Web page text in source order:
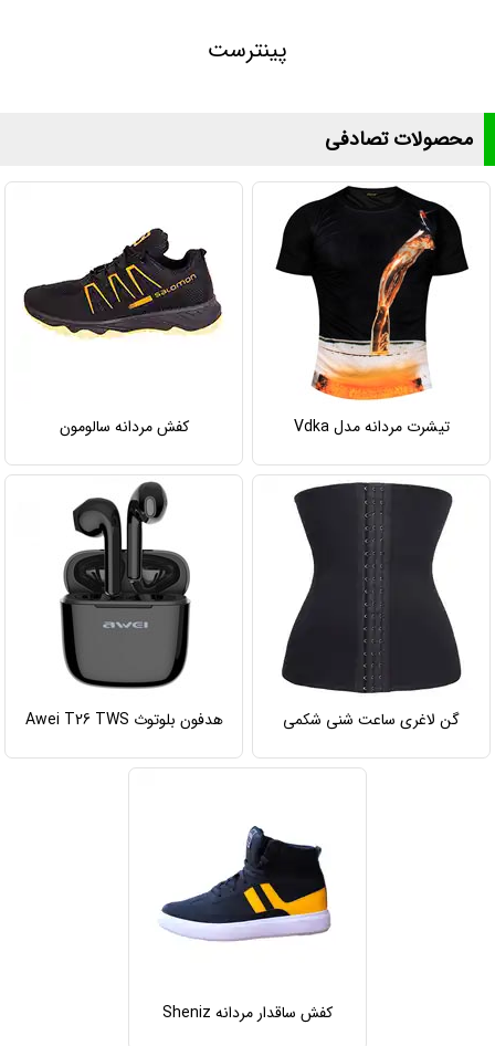
پینترست
محصولات تصادفی
تیشرت مردانه مدل Vdka کفش مردانه سالومون
گن لاغری ساعت شنی شکمی هدفون بلوتوث Awei T26 TWS
کفش ساقدار مردانه Sheniz